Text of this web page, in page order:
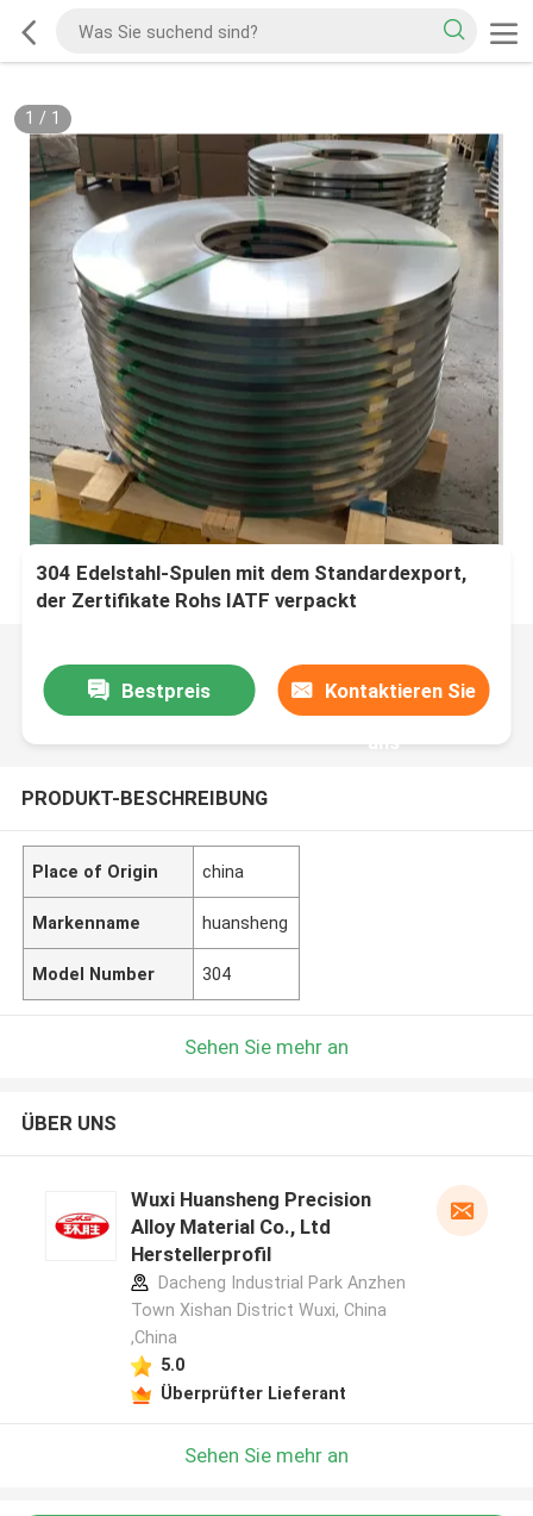
1 / 1
304 Edelstahl-Spulen mit dem Standardexport,
der Zertifikate Rohs IATF verpackt
Bestpreis Kontaktieren Sie
uns
PRODUKT-BESCHREIBUNG
Place of Origin china
Markenname huansheng
Model Number 304
Sehen Sie mehr an
ÜBER UNS
Wuxi Huansheng Precision
Alloy Material Co., Ltd
Herstellerprofil
Dacheng Industrial Park Anzhen
Town Xishan District Wuxi, China
,China
5.0
Überprüfter Lieferant
Sehen Sie mehr an